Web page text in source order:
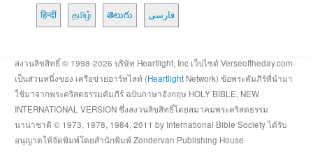
हिन्दी தமிழ் తెలుగు فارسی
สงวนลิขสิทธิ์ © 1998-2026 บริษัท Heartlight, Inc เว็บไซต์ Verseoftheday.com
เป็นส่วนหนึ่งของ เครือข่ายฮาร์ทไลท์ (Heartlight Network) ข้อพระคัมภีร์ที่นำมา
ใช้มาจากพระคริสตธรรมคัมภีร์ ฉบับภาษาอังกฤษ HOLY BIBLE, NEW
INTERNATIONAL VERSION ซึ่งสงวนลิขสิทธิ์โดยสมาคมพระคริสตธรรม
นานาชาติ © 1973, 1978, 1984, 2011 by International Bible Society ได้รับ
อนุญาตให้จัดพิมพ์โดยสำนักพิมพ์ Zondervan Publishing House